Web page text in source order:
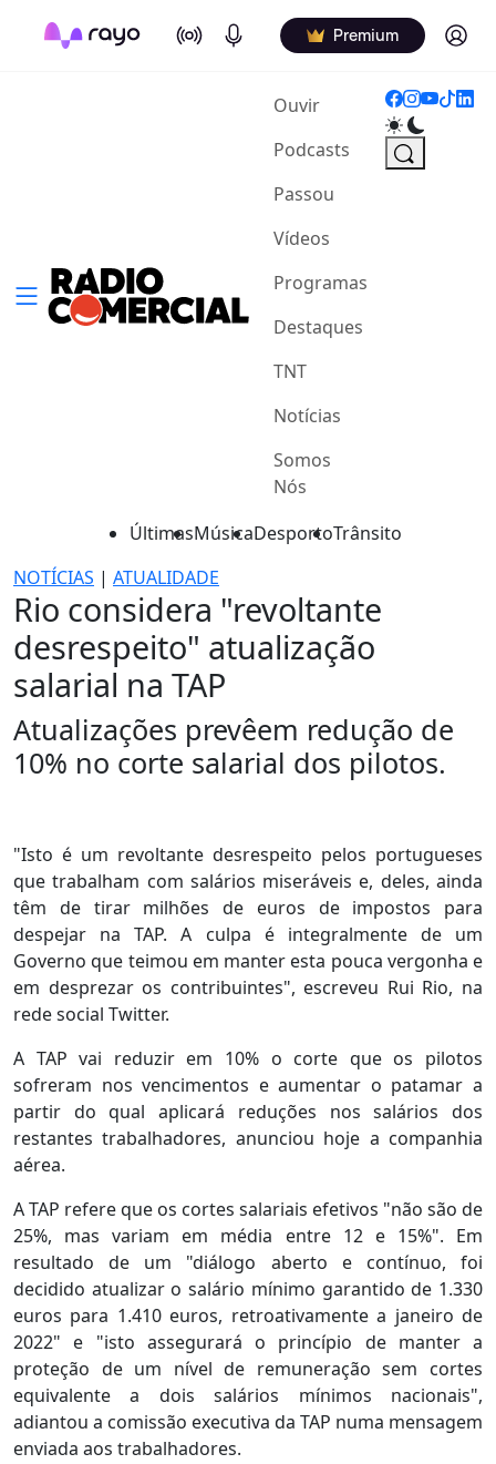
On Air Podcasts Premium Log in
Ouvir(current)
Podcasts
Passou
Vídeos
Programas
Destaques
TNT
Notícias
Somos
Nós
ÚltimasMúsicaDesportoTrânsito
NOTÍCIAS | ATUALIDADE
Rio considera "revoltante
desrespeito" atualização
salarial na TAP
Atualizações prevêem redução de
10% no corte salarial dos pilotos.
"Isto é um revoltante desrespeito pelos portugueses
que trabalham com salários miseráveis e, deles, ainda
têm de tirar milhões de euros de impostos para
despejar na TAP. A culpa é integralmente de um
Governo que teimou em manter esta pouca vergonha e
em desprezar os contribuintes", escreveu Rui Rio, na
rede social Twitter.
A TAP vai reduzir em 10% o corte que os pilotos
sofreram nos vencimentos e aumentar o patamar a
partir do qual aplicará reduções nos salários dos
restantes trabalhadores, anunciou hoje a companhia
aérea.
A TAP refere que os cortes salariais efetivos "não são de
25%, mas variam em média entre 12 e 15%". Em
resultado de um "diálogo aberto e contínuo, foi
decidido atualizar o salário mínimo garantido de 1.330
euros para 1.410 euros, retroativamente a janeiro de
2022" e "isto assegurará o princípio de manter a
proteção de um nível de remuneração sem cortes
equivalente a dois salários mínimos nacionais",
adiantou a comissão executiva da TAP numa mensagem
enviada aos trabalhadores.